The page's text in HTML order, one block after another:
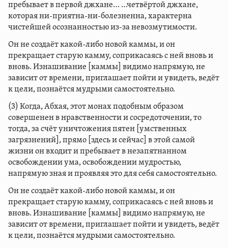
пребывает в первой джхане… …четвёртой джхане,
которая ни-приятна-ни-болезненна, характерна
чистейшей осознанностью из-за невозмутимости.
Он не создаёт какой-либо новой каммы, и он
прекращает старую камму, соприкасаясь с ней вновь и
вновь. Изнашивание [каммы] видимо напрямую, не
зависит от времени, приглашает пойти и увидеть, ведёт
к цели, познаётся мудрыми самостоятельно.
(3) Когда, Абхая, этот монах подобным образом
совершенен в нравственности и сосредоточении, то
тогда, за счёт уничтожения пятен [умственных
загрязнений], прямо [здесь и сейчас] в этой самой
жизни он входит и пребывает в незапятнанном
освобождении ума, освобождении мудростью,
напрямую зная и проявляя это для себя самостоятельно.
Он не создаёт какой-либо новой каммы, и он
прекращает старую камму, соприкасаясь с ней вновь и
вновь. Изнашивание [каммы] видимо напрямую, не
зависит от времени, приглашает пойти и увидеть, ведёт
к цели, познаётся мудрыми самостоятельно.